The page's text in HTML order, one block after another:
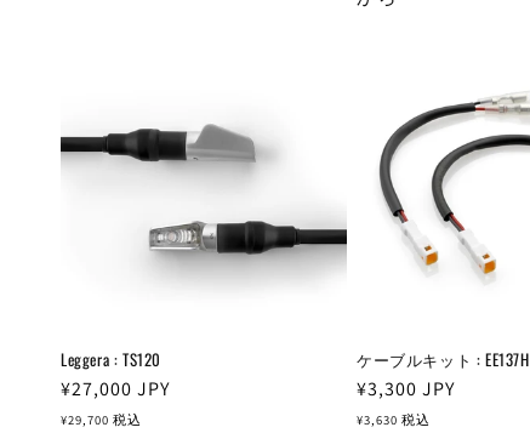
Leggera : TS120
通
常
¥27,000 JPY
¥29,700 税込
ケーブルキット : EE137H
通
常
¥3,300 JPY
¥3,630 税込